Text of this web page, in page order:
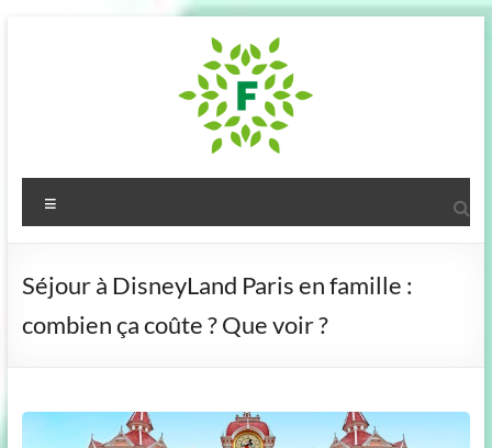
Fougeres
Communaute
:
notre
Séjour à DisneyLand Paris en famille :
combien ça coûte ? Que voir ?